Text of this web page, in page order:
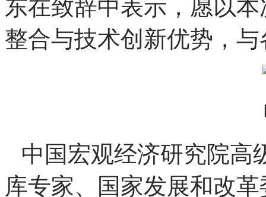
业、数字金融科技五大
济高质量发展提供综合
整合与技术创新优势，